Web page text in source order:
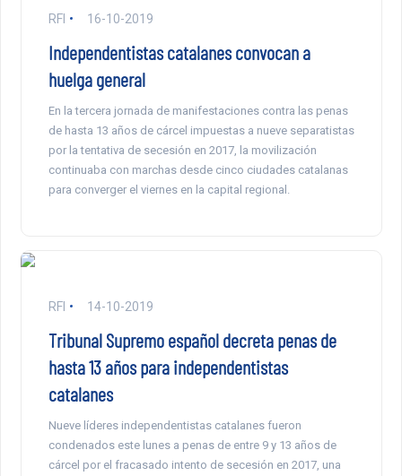
RFI 16-10-2019
Independentistas catalanes convocan a
huelga general
En la tercera jornada de manifestaciones contra las penas
de hasta 13 años de cárcel impuestas a nueve separatistas
por la tentativa de secesión en 2017, la movilización
continuaba con marchas desde cinco ciudades catalanas
para converger el viernes en la capital regional.
RFI 14-10-2019
Tribunal Supremo español decreta penas de
hasta 13 años para independentistas
catalanes
Nueve líderes independentistas catalanes fueron
condenados este lunes a penas de entre 9 y 13 años de
cárcel por el fracasado intento de secesión en 2017, una